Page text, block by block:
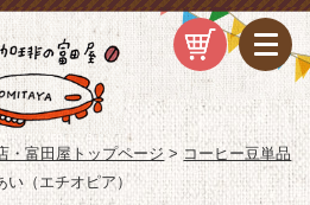
・富田屋トップページ>コーヒー豆単品
い（エチオピア）